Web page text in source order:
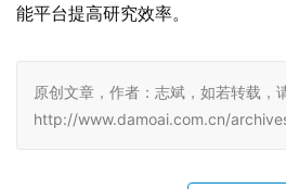
能平台提高研究效率。
原创文章，作者：志斌，如若转载，
http://www.damoai.com.cn/